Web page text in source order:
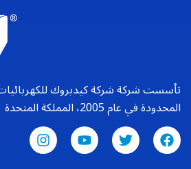
تأسست شركة شركة كيدبروك
المحدودة في عام 2005، المملكة المتحدة